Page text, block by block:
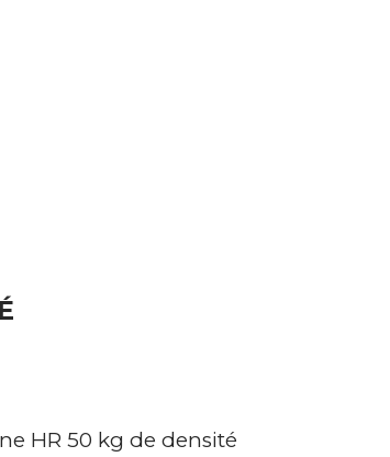
HR 50 kg de densité